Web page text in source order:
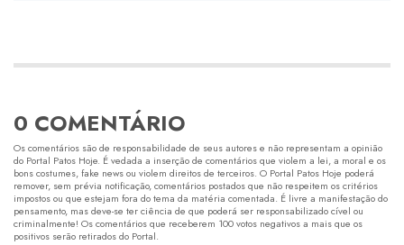
0 COMENTÁRIO
Os comentários são de responsabilidade de seus autores e não representam a opinião
do Portal Patos Hoje. É vedada a inserção de comentários que violem a lei, a moral e os
bons costumes, fake news ou violem direitos de terceiros. O Portal Patos Hoje poderá
remover, sem prévia notificação, comentários postados que não respeitem os critérios
impostos ou que estejam fora do tema da matéria comentada. É livre a manifestação do
pensamento, mas deve-se ter ciência de que poderá ser responsabilizado cível ou
criminalmente! Os comentários que receberem 100 votos negativos a mais que os
positivos serão retirados do Portal.